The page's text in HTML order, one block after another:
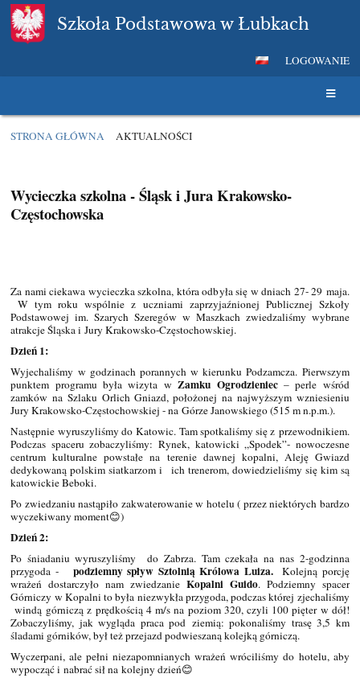
Szkoła Podstawowa w Łubkach
LOGOWANIE
STRONA GŁÓWNA AKTUALNOŚCI
Wycieczka szkolna - Śląsk i Jura Krakowsko-
Częstochowska
Za nami ciekawa wycieczka szkolna, która odbyła się w dniach 27- 29 maja.
W tym roku wspólnie z uczniami zaprzyjaźnionej Publicznej Szkoły
Podstawowej im. Szarych Szeregów w Maszkach zwiedzaliśmy wybrane
atrakcje Śląska i Jury Krakowsko-Częstochowskiej.
Dzień 1:
Wyjechaliśmy w godzinach porannych w kierunku Podzamcza. Pierwszym
punktem programu była wizyta wZamku Ogrodzieniec – perle wśród
zamków na Szlaku Orlich Gniazd, położonej na najwyższym wzniesieniu
Jury Krakowsko-Częstochowskiej - na Górze Janowskiego (515 m n.p.m.).
Następnie wyruszyliśmy do Katowic. Tam spotkaliśmy się z przewodnikiem.
Podczas spaceru zobaczyliśmy: Rynek, katowicki „Spodek”- nowoczesne
centrum kulturalne powstałe na terenie dawnej kopalni, Aleję Gwiazd
dedykowaną polskim siatkarzom i ich trenerom, dowiedzieliśmy się kim są
katowickie Beboki.
Po zwiedzaniu nastąpiło zakwaterowanie w hotelu ( przez niektórych bardzo
wyczekiwany moment😊)
Dzień 2:
Po śniadaniu wyruszyliśmy do Zabrza. Tam czekała na nas 2-godzinna
przygoda - podziemny spływ Sztolnią Królowa Luiza.
Kolejną porcję
wrażeń dostarczyło nam zwiedzanie Kopalni Guido. Podziemny spacer
Górniczy w Kopalni to była niezwykła przygoda, podczas której zjechaliśmy
windą górniczą z prędkością 4 m/s na poziom 320, czyli 100 pięter w dół!
Zobaczyliśmy, jak wygląda praca pod ziemią: pokonaliśmy trasę 3,5 km
śladami górników, był też przejazd podwieszaną kolejką górniczą.
Wyczerpani, ale pełni niezapomnianych wrażeń wróciliśmy do hotelu, aby
wypocząć i nabrać sił na kolejny dzień😊